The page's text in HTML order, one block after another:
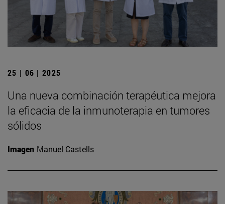
25 | 06 | 2025
Una nueva combinación terapéutica mejora
la eficacia de la inmunoterapia en tumores
sólidos
Imagen Manuel Castells